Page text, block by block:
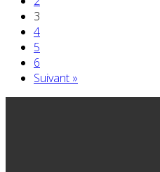
3
4
5
6
Suivant »